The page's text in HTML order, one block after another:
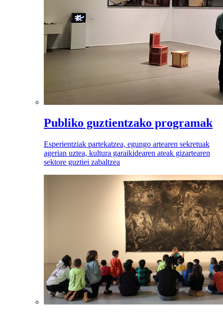
Publiko guztientzako programak
Esperientziak partekatzea, egungo artearen sekretuak
agerian uztea, kultura garaikidearen ateak gizartearen
sektore guztiei zabaltzea